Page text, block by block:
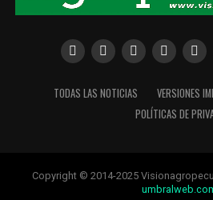
TODAS LAS NOTICIAS VERSIONES
POLÍTICAS DE
Copyright © 2014-2025